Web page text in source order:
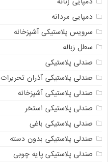
دمپایی مردانه
سرویس پلاستیکی آشپزخانه
سطل زباله
صندلی پلاستیکی
صندلی پلاستیکی آذران تحریرات
صندلی پلاستیکی آشپزخانه
صندلی پلاستیکی استخر
صندلی پلاستیکی باغی
صندلی پلاستیکی بدون دسته
صندلی پلاستیکی پایه چوبی